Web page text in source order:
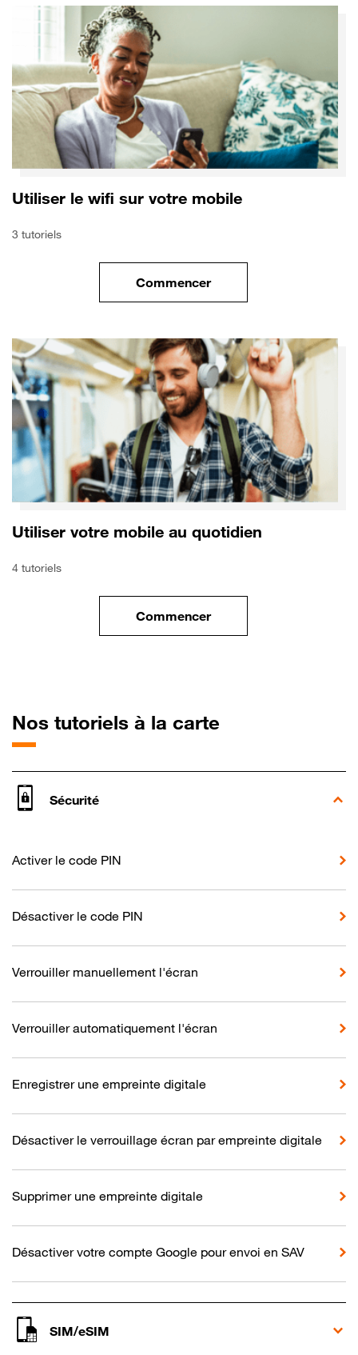
Utiliser le wifi sur votre mobile
3 tutoriels
Commencerle tuto pour Utiliser le wifi sur
Utiliser votre mobile au quotidien
4 tutoriels
Commencerle tuto pour Utiliser votre
Nos tutoriels à la carte
Sécurité
Activer le code PIN
Désactiver le code PIN
Verrouiller manuellement l'écran
Verrouiller automatiquement l'écran
Enregistrer une empreinte digitale
Désactiver le verrouillage écran par empreinte digitale
Supprimer une empreinte digitale
Désactiver votre compte Google pour envoi en SAV
SIM/eSIM